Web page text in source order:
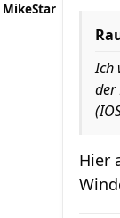
MikeStar
Ich
der
Hier